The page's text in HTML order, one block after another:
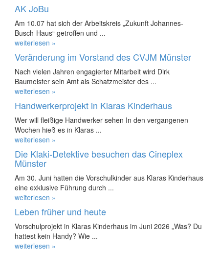
AK JoBu
Am 10.07 hat sich der Arbeitskreis „Zukunft Johannes-
Busch-Haus“ getroffen und ...
weiterlesen »
Veränderung im Vorstand des CVJM Münster
Nach vielen Jahren engagierter Mitarbeit wird Dirk
Baumeister sein Amt als Schatzmeister des ...
weiterlesen »
Handwerkerprojekt in Klaras Kinderhaus
Wer will fleißige Handwerker sehen In den vergangenen
Wochen hieß es in Klaras ...
weiterlesen »
Die Klaki-Detektive besuchen das Cineplex
Münster
Am 30. Juni hatten die Vorschulkinder aus Klaras Kinderhaus
eine exklusive Führung durch ...
weiterlesen »
Leben früher und heute
Vorschulprojekt in Klaras Kinderhaus im Juni 2026 „Was? Du
hattest kein Handy? Wie ...
weiterlesen »